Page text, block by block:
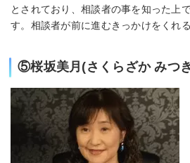
とされており、相談者の事を知った上
す。相談者が前に進むきっかけをくれ
⑤桜坂美月(さくらざか みつ